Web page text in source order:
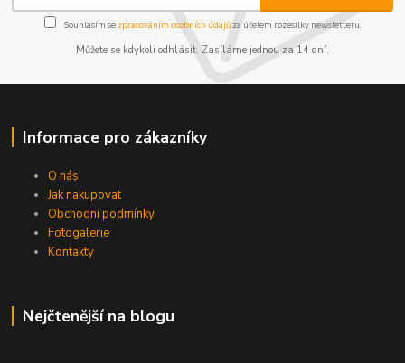
Souhlasím se zpracováním osobních údajůza účelem rozesílky newsletteru.
Můžete se kdykoli odhlásit. Zasíláme jednou za 14 dní.
Informace pro zákazníky
O nás
Jak nakupovat
Obchodní podmínky
Fotogalerie
Kontakty
Nejčtenější na blogu